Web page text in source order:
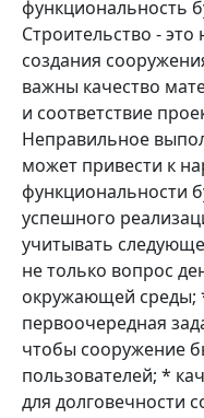
функциональность
Строительство -
создания
важны качество
и соответствие
Неправильное
может привести к
функциональности
успешного
учитывать
не только вопрос
окружающей среды;
первоочередная
чтобы сооружение
пользователей; *
для долговечности